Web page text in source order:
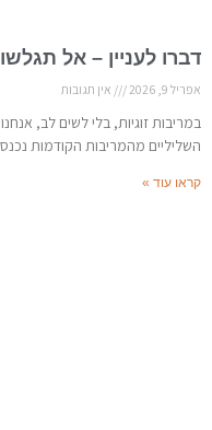
דברו לעניין – אל
אפריל 9, 2026 אין תגובות
במריבות זוגיות, בלי לשים לב,
השליליים מהמריבות הקודמות
קראו עוד »